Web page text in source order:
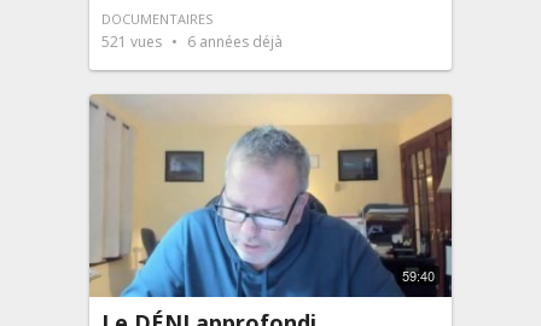
DOCUMENTAIRES
521 vues 6 années déjà
59:40